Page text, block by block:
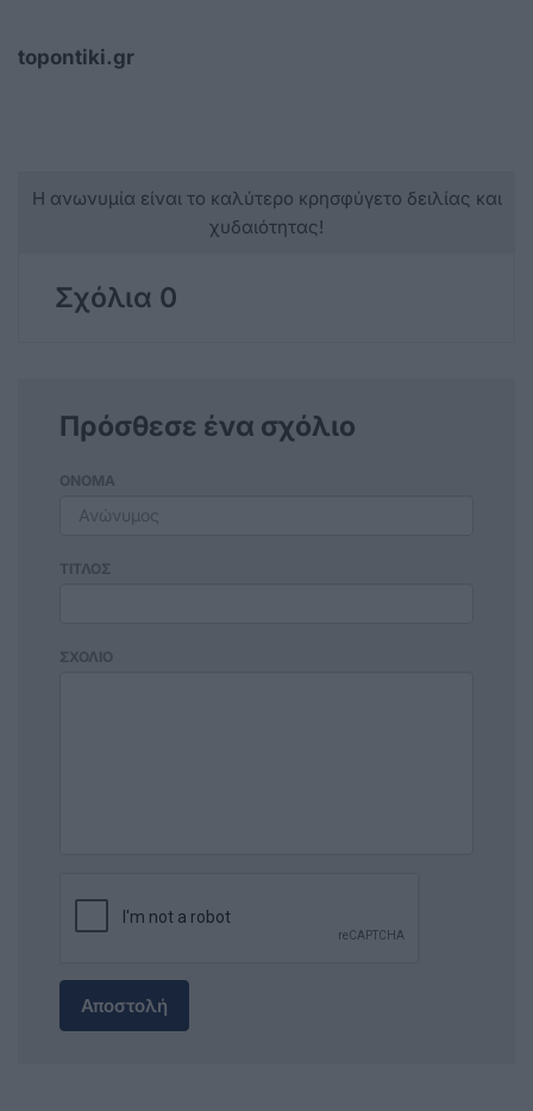
topontiki.gr
Η ανωνυμία είναι το καλύτερο κρησφύγετο δειλίας και
χυδαιότητας!
Σχόλια 0
Πρόσθεσε ένα σχόλιο
ΟΝΟΜΑ
ΤΙΤΛΟΣ
ΣΧΟΛΙΟ
Αποστολή